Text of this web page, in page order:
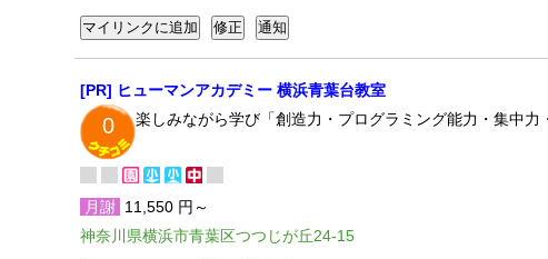
[PR] ヒューマンアカデミー 横浜青葉台教室
0 楽しみながら学び「創造力・プログラミング能力・集中
月謝 11,550 円～
神奈川県横浜市青葉区つつじが丘24-15